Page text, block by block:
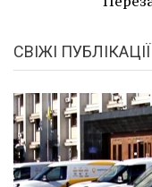
СВІЖІ ПУБЛІКАЦІЇ